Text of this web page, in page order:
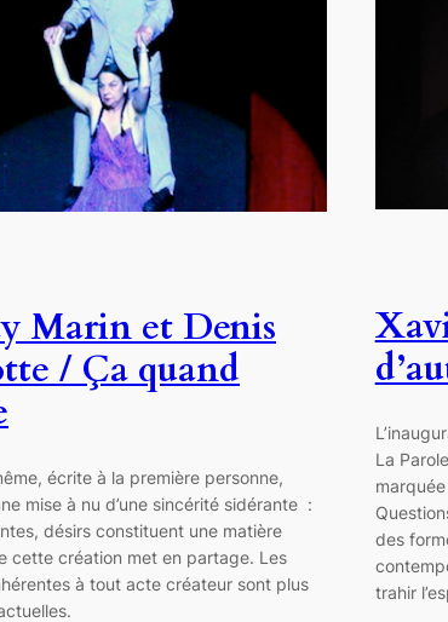
Marin et Denis
/ Ça quand
écrite à la première personne,
mise à nu d’une sincérité sidérante :
désirs constituent une matière
cette création met en partage. Les
à tout acte créateur sont plus
La
des
trahir